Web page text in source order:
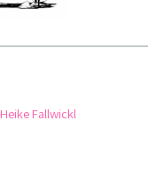
Heike Fallwickl